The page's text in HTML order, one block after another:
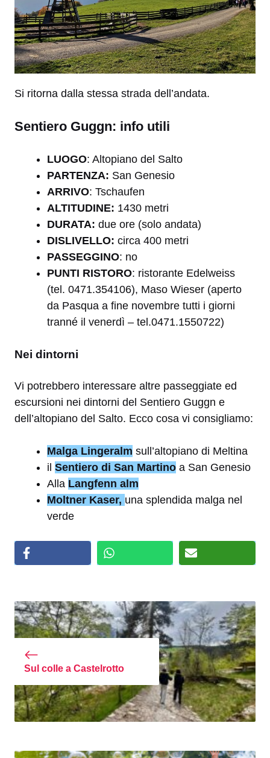
Si ritorna dalla stessa strada dell’andata.
Sentiero Guggn: info utili
LUOGO: Altopiano del Salto
PARTENZA: San Genesio
ARRIVO: Tschaufen
ALTITUDINE: 1430 metri
DURATA: due ore (solo andata)
DISLIVELLO: circa 400 metri
PASSEGGINO: no
PUNTI RISTORO: ristorante Edelweiss
(tel. 0471.354106), Maso Wieser (aperto
da Pasqua a fine novembre tutti i giorni
tranné il venerdì – tel.0471.1550722)
Nei dintorni
Vi potrebbero interessare altre passeggiate ed
escursioni nei dintorni del Sentiero Guggn e
dell’altopiano del Salto. Ecco cosa vi consigliamo:
Malga Lingeralm sull’altopiano di Meltina
il Sentiero di San Martino a San Genesio
Alla Langfenn alm
Moltner Kaser, una splendida malga nel
verde
Sul colle a Castelrotto